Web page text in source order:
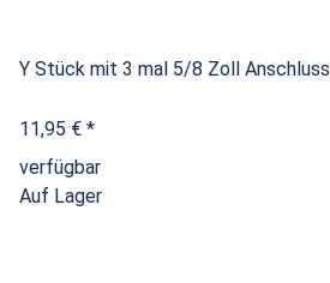
Y Stück mit 3 mal 5/8 Zoll Anschluss
11,95 € *
verfügbar
Auf Lager